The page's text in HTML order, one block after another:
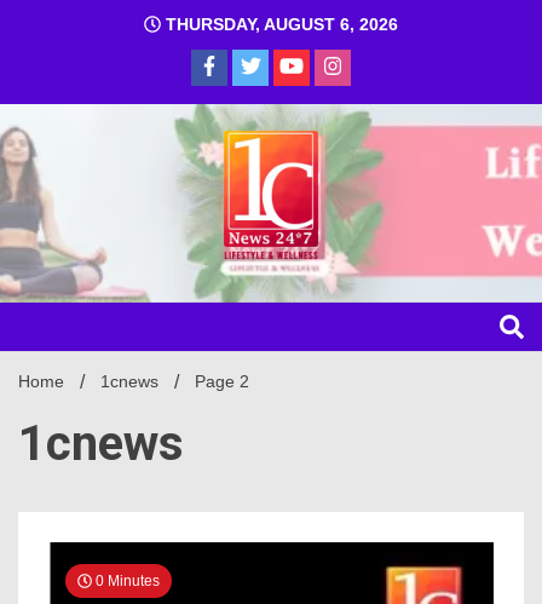
THURSDAY, AUGUST 6, 2026
1C
Home 1cnews Page 2
1cnews
0 Minutes